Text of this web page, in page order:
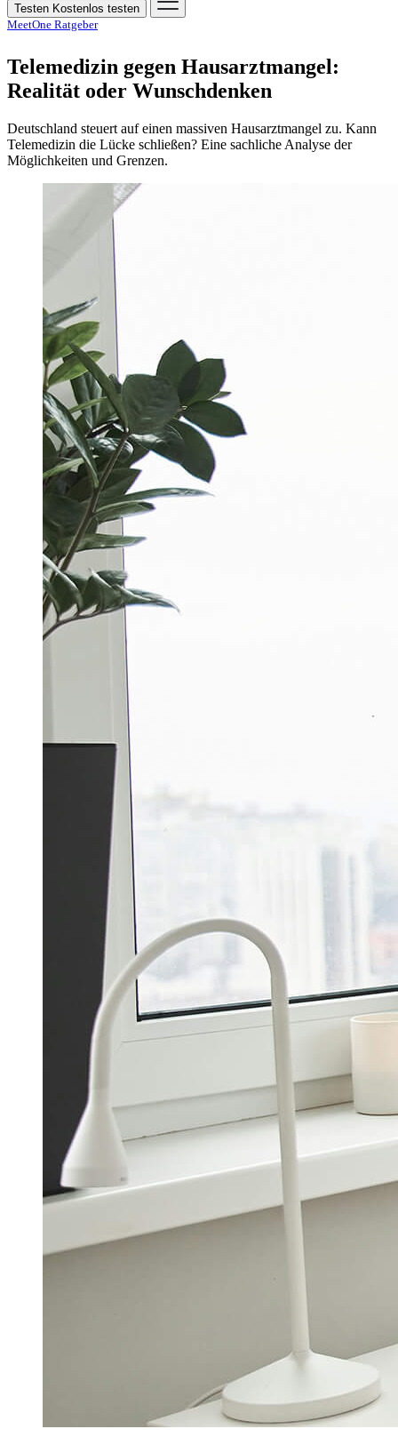
Testen Kostenlos testen
MeetOne Ratgeber
Telemedizin gegen Hausarztmangel:
Realität oder Wunschdenken
Deutschland steuert auf einen massiven Hausarztmangel zu. Kann
Telemedizin die Lücke schließen? Eine sachliche Analyse der
Möglichkeiten und Grenzen.